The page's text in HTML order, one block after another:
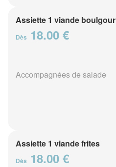
Assiette 1 viande boulgour
Dès 18.00 €
Accompagnées de salade
Assiette 1 viande frites
Dès 18.00 €